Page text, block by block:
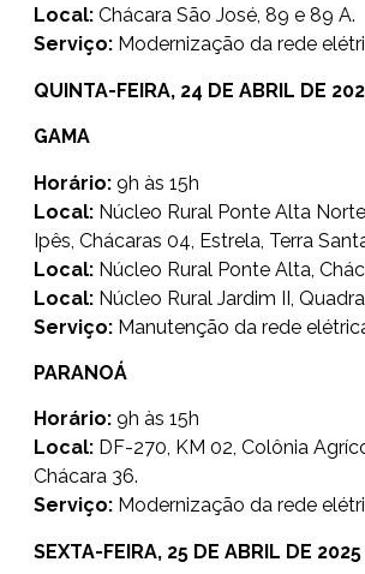
Local: Chácara São José, 89 e 89 A.
Serviço: Modernização da rede
QUINTA-FEIRA, 24 DE ABRIL DE
GAMA
Horário: 9h às 15h
Local: Núcleo Rural Ponte Alta
Ipês, Chácaras 04, Estrela, Terra
Local: Núcleo Rural Ponte Alta,
Local: Núcleo Rural Jardim II,
Serviço: Manutenção da rede
PARANOÁ
Horário: 9h às 15h
Local: DF-270, KM 02, Colônia
Chácara 36.
Serviço: Modernização da rede
SEXTA-FEIRA, 25 DE ABRIL DE 2025